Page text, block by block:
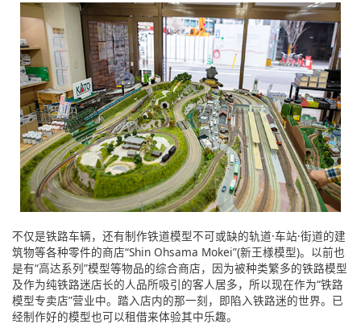
不仅是铁路车辆，还有制作铁道模型不可或缺的轨道·车站·街道的建
筑物等各种零件的商店“Shin Ohsama Mokei”(新王様模型)。以前也
是有“高达系列”模型等物品的综合商店，因为被种类繁多的铁路模型
及作为纯铁路迷店长的人品所吸引的客人居多，所以现在作为“铁路
模型专卖店”营业中。踏入店内的那一刻，即陷入铁路迷的世界。已
经制作好的模型也可以租借来体验其中乐趣。